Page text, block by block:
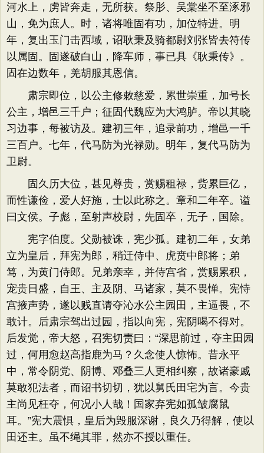
河水上，虏皆奔走，无所获。祭肜、吴棠坐不至涿邪
山，免为庶人。时，诸将唯固有功，加位特进。明
年，复出玉门击西域，诏耿秉及骑都尉刘张皆去符传
以属固。固遂破白山，降车师，事已具《耿秉传》。
固在边数年，羌胡服其恩信。
肃宗即位，以公主修敕慈爱，累世崇重，加号长
公主，增邑三千户；征固代魏应为大鸿胪。帝以其晓
习边事，每被访及。建初三年，追录前功，增邑一千
三百户。七年，代马防为光禄勋。明年，复代马防为
卫尉。
固久历大位，甚见尊贵，赏赐租禄，赀累巨亿，
而性谦俭，爱人好施，士以此称之。章和二年卒。谥
曰文侯。子彪，至射声校尉，先固卒，无子，国除。
宪字伯度。父勋被诛，宪少孤。建初二年，女弟
立为皇后，拜宪为郎，稍迁侍中、虎贲中郎将；弟
笃，为黄门侍郎。兄弟亲幸，并侍宫省，赏赐累积，
宠贵日盛，自王、主及阴、马诸家，莫不畏惮。宪恃
宫掖声势，遂以贱直请夺沁水公主园田，主逼畏，不
敢计。后肃宗驾出过园，指以向宪，宪阴喝不得对。
后发觉，帝大怒，召宪切责曰：“深思前过，夺主田园
过，何用愈赵高指鹿为马？久念使人惊怖。昔永平
中，常令阴党、阴博、邓叠三人更相纠察，故诸豪戚
莫敢犯法者，而诏书切切，犹以舅氏田宅为言。今贵
主尚见枉夺，何况小人哉！国家弃宪如孤皱腐鼠
耳。”宪大震惧，皇后为毁服深谢，良久乃得解，使以
田还主。虽不绳其罪，然亦不授以重任。